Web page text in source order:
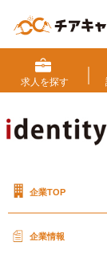
求人を探す
企業TOP
企業情報